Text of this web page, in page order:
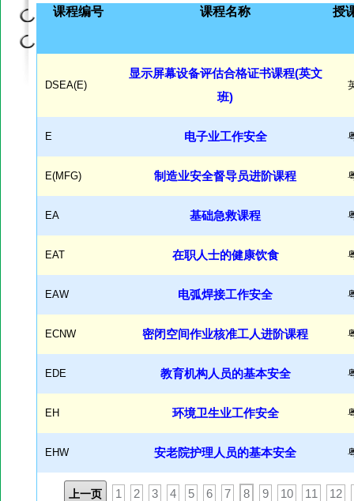
课程编号 课程名称 授
DSEA(E)
显示屏幕设备评估合格证书课程(英文
班)
E 电子业工作安全
E(MFG) 制造业安全督导员进阶课程
EA 基础急救课程
EAT 在职人士的健康饮食
EAW 电弧焊接工作安全
ECNW 密闭空间作业核准工人进阶课程
EDE 教育机构人员的基本安全
EH 环境卫生业工作安全
EHW 安老院护理人员的基本安全
上一页 1 2 3 4 5 6 7 8 9 10 11 12